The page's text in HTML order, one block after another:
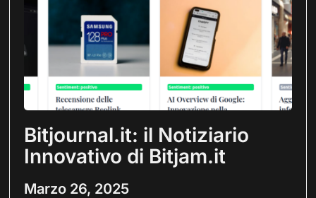
Bitjournal.it: il Notiziario
Innovativo di Bitjam.it
Marzo 26, 2025